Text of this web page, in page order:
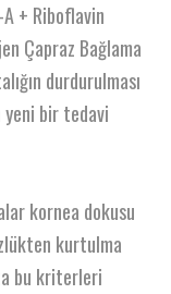
+ Riboflavin
Çapraz Bağlama
durdurulması
yeni bir tedavi
kornea dokusu
kurtulma
bu kriterleri